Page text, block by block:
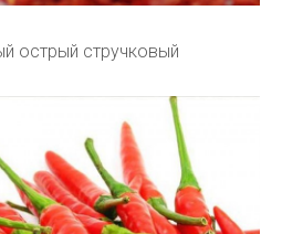
острый стручковый